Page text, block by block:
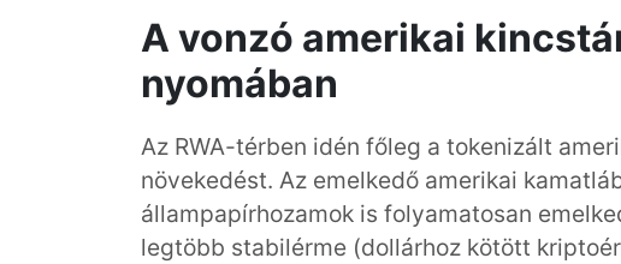
A vonzó amerikai
nyomában
Az RWA-térben idén főleg a tokenizált
növekedést. Az emelkedő amerikai
állampapírhozamok is folyamatosan
legtöbb stabilérme (dollárhoz kötött